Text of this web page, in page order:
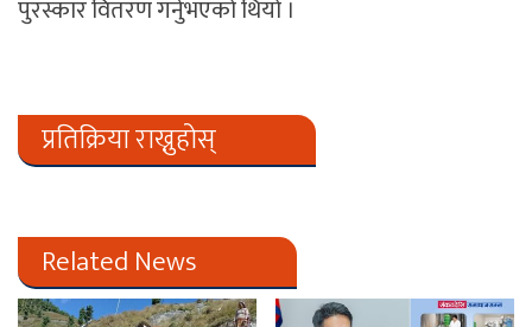
पुरस्कार वितरण गर्नुभएको थियो ।
प्रतिक्रिया राख्नुहोस्
Related News